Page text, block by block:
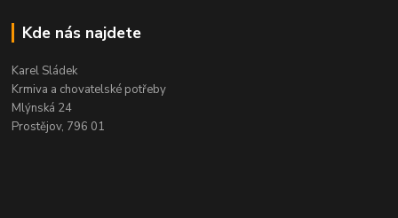
Kde nás najdete
Karel Sládek
Krmiva a chovatelské potřeby
Mlýnská 24
Prostějov, 796 01